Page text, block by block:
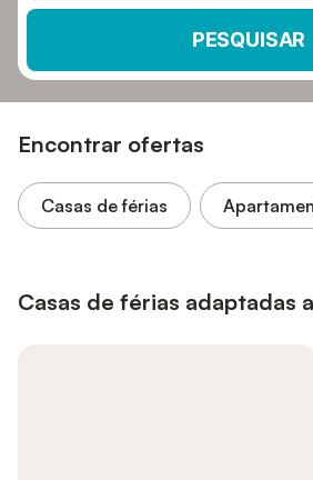
PESQUISAR
Encontrar ofertas
Casas de férias
Casas de férias adaptadas